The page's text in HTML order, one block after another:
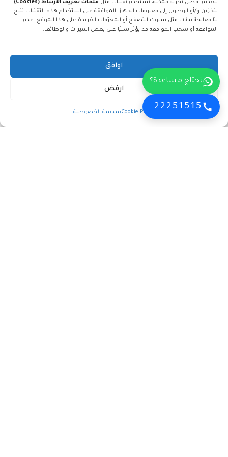
لتقديم أفضل تجربة ممكنة، نستخدم تقنيات مثل ملفات تعريف الارتباط (Cookies)
لتخزين و/أو الوصول إلى معلومات الجهاز. الموافقة على استخدام هذه التقنيات تتيح
لنا معالجة بيانات مثل سلوك التصفح أو المعرّفات الفريدة على هذا الموقع. عدم
الموافقة أو سحب الموافقة قد يؤثر سلبًا على بعض الميزات والوظائف.
اوافق
ارفض
Cookie Policyسياسة الخصوصية
المراحل والنتائج المتوقعة
عيادة أسنان في السالمية | مركز
تيجان لطب الأسنان
0
تحتاج مساعدة؟
22251515